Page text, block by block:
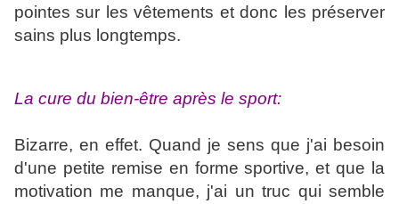
pointes sur les vêtements et donc les préserver
sains plus longtemps.
La cure du bien-être après le sport:
Bizarre, en effet. Quand je sens que j'ai besoin
d'une petite remise en forme sportive, et que la
motivation me manque, j'ai un truc qui semble